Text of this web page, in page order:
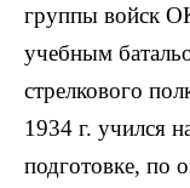
группы войск
учебным
стрелкового
1934 г. учился
подготовке, по